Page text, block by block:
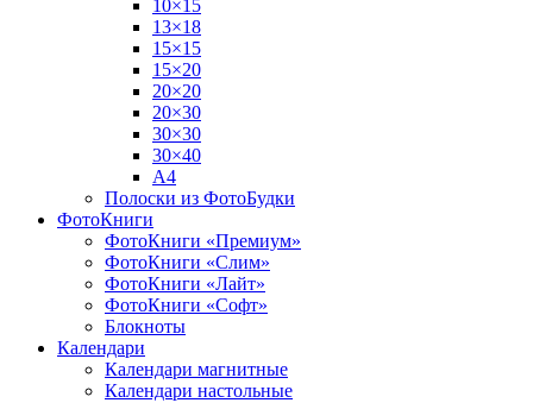
10×15
13×18
15×15
15×20
20×20
20×30
30×30
30×40
A4
Полоски из ФотоБудки
ФотоКниги
ФотоКниги «Премиум»
ФотоКниги «Слим»
ФотоКниги «Лайт»
ФотоКниги «Софт»
Блокноты
Календари
Календари магнитные
Календари настольные